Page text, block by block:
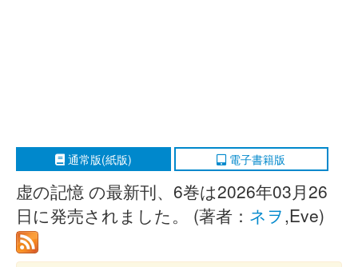
通常版(紙版) 電子書籍版
虚の記憶 の最新刊、6巻は2026年03月26
日に発売されました。 (著者： ネヲ,Eve)